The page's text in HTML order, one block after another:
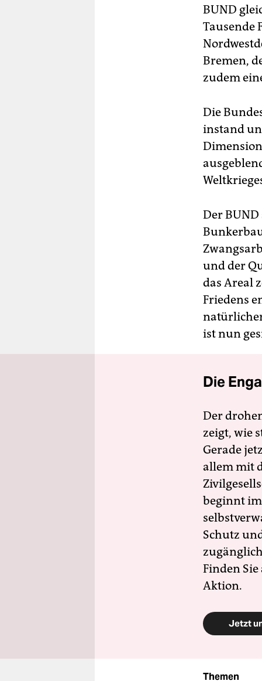
BUND
Tausende
Bremen,
zudem
Die
instand
Der
und der
das Areal
Friedens
ist nun
Die
Der
zeigt, wie
Gerade
allem mit
beginnt
Schutz
Finden
Aktion.
Jetzt
Themen